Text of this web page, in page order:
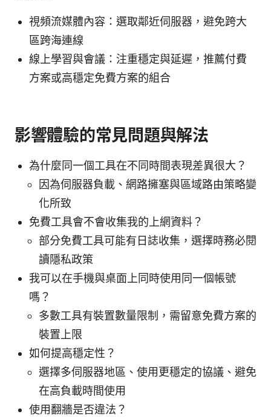
視頻流媒體內容：選取鄰近伺服器，避免跨大
區跨海連線
線上學習與會議：注重穩定與延遲，推薦付費
方案或高穩定免費方案的組合
影響體驗的常見問題與解法
為什麼同一個工具在不同時間表現差異很大？
因為伺服器負載、網路擁塞與區域路由策略變
化所致
免費工具會不會收集我的上網資料？
部分免費工具可能有日誌收集，選擇時務必閱
讀隱私政策
我可以在手機與桌面上同時使用同一個帳號
嗎？
多數工具有裝置數量限制，需留意免費方案的
裝置上限
如何提高穩定性？
選擇多伺服器地區、使用更穩定的協議、避免
在高負載時間使用
使用翻牆是否違法？